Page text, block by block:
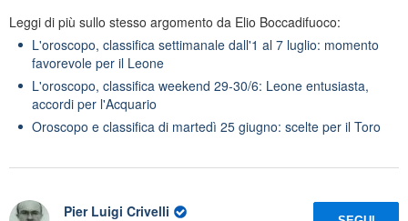
Leggi di più sullo stesso argomento da Elio Boccadifuoco:
L'oroscopo, classifica settimanale dall'1 al 7 luglio: momento
favorevole per il Leone
L'oroscopo, classifica weekend 29-30/6: Leone entusiasta,
accordi per l'Acquario
Oroscopo e classifica di martedì 25 giugno: scelte per il Toro
Pier Luigi Crivelli